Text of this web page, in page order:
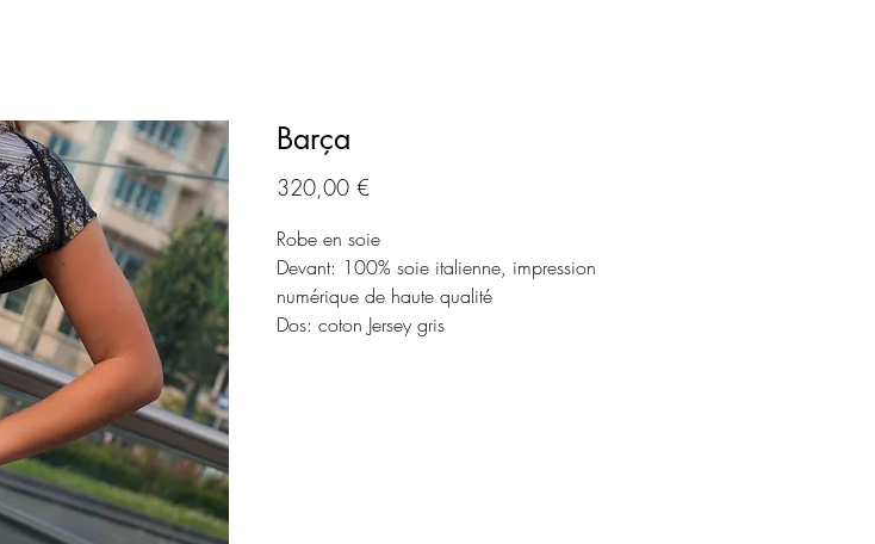
Barça
320,00 €Prix
Robe en soie
Devant: 100% soie italienne, impression
numérique de haute qualité
Dos: coton Jersey gris